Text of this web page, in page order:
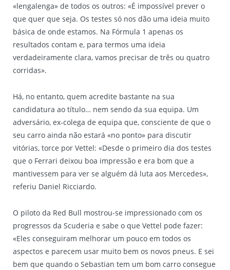
«lengalenga» de todos os outros: «É impossível prever o
que quer que seja. Os testes só nos dão uma ideia muito
básica de onde estamos. Na Fórmula 1 apenas os
resultados contam e, para termos uma ideia
verdadeiramente clara, vamos precisar de três ou quatro
corridas».
Há, no entanto, quem acredite bastante na sua
candidatura ao título… nem sendo da sua equipa. Um
adversário, ex-colega de equipa que, consciente de que o
seu carro ainda não estará «no ponto» para discutir
vitórias, torce por Vettel: «Desde o primeiro dia dos testes
que o Ferrari deixou boa impressão e era bom que a
mantivessem para ver se alguém dá luta aos Mercedes»,
referiu Daniel Ricciardo.
O piloto da Red Bull mostrou-se impressionado com os
progressos da Scuderia e sabe o que Vettel pode fazer:
«Eles conseguiram melhorar um pouco em todos os
aspectos e parecem usar muito bem os novos pneus. E sei
bem que quando o Sebastian tem um bom carro consegue